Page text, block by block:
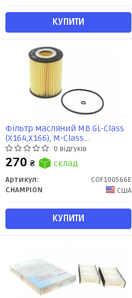
КУПИТИ
Фільтр масляний MB GL-Class
(X164,X166), M-Class
(W164,W166), Sprinter (06-) 3.0d
(COF100566E) CHAMPION
0 відгуків
270 ₴ склад
Артикул:
COF100566E
CHAMPION
США
КУПИТИ